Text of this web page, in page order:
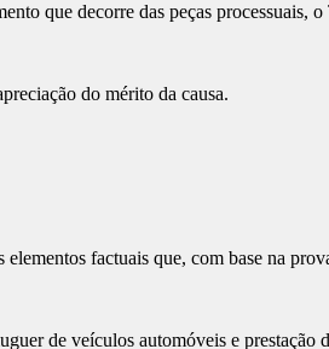
que decorre das peças
do mérito da causa.
factuais que, com base na
de veículos automóveis e prestação